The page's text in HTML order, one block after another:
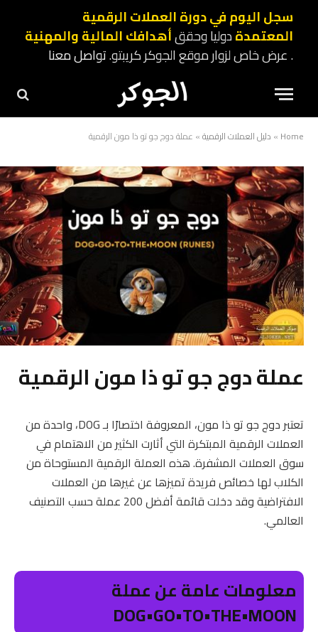
سجل اليوم في دورة العملات الرقمية
المعتمدةدوليا وحققأهدافك المالية والمهنية
. عرض خاص لزوار موقع الجوكر كريبتو.تواصل معنا
Home
» دليل العملات الرقمية» عملة دوج جو تو ذا مون الرقمية
عملة دوج جو تو ذا مون الرقمية
تعتبر دوج جو تو ذا مون، المعروفة اختصارًا بـ DOG، واحدة من
العملات الرقمية المبتكرة التي أثارت الكثير من الاهتمام في
سوق العملات المشفرة. هذه العملة الرقمية المستوحاة من
الكلاب لها خصائص فريدة تميزها عن غيرها من العملات
الافتراضية وقد دخلت قائمة أفضل 200 عملة حسب التصنيف
العالمي.
معلومات عامة عن عملة
DOG•GO•TO•THE•MOON